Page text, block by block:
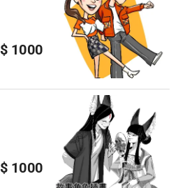
$ 1000
$ 1000